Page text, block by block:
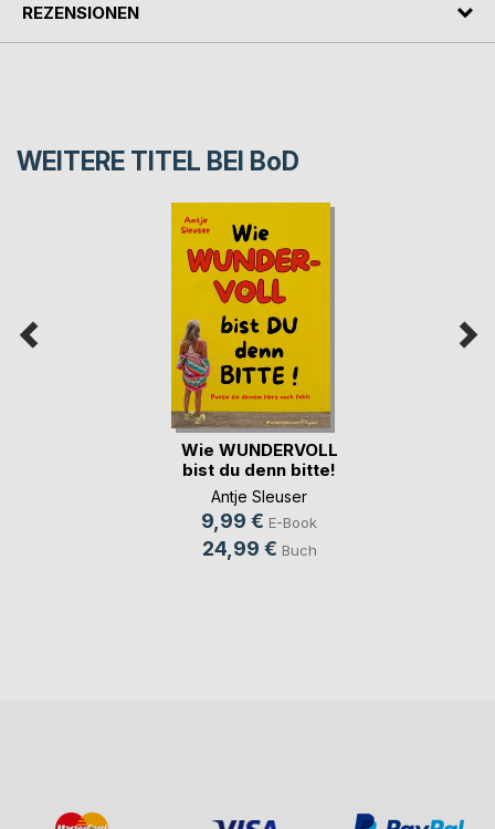
REZENSIONEN
WEITERE TITEL BEI BoD
Wie WUNDERVOLL
bist du denn bitte!
Antje Sleuser
9,99 € E-Book
24,99 € Buch